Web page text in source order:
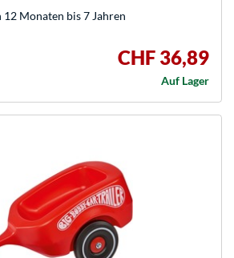
Monaten bis 7 Jahren
CHF 36,89
Auf Lager